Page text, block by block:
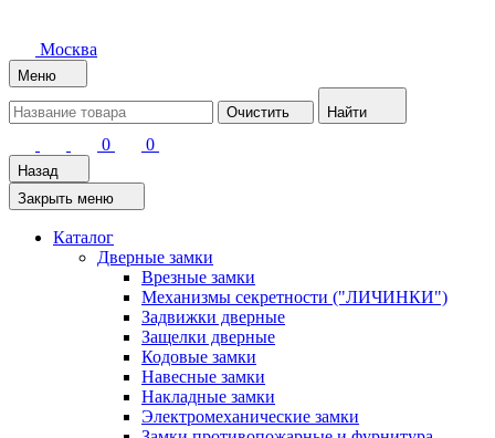
Москва
Меню
Очистить Найти
0 0
Назад
Закрыть меню
Каталог
Дверные замки
Врезные замки
Механизмы секретности ("ЛИЧИНКИ")
Задвижки дверные
Защелки дверные
Кодовые замки
Навесные замки
Накладные замки
Электромеханические замки